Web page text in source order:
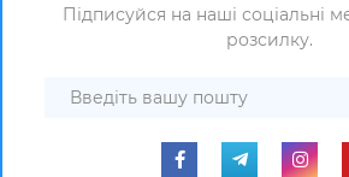
Підписуйся на наші соціальні
розсилку.